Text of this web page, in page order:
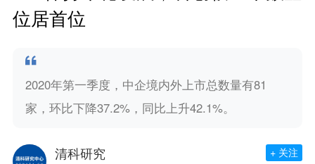
位居首位
2020年第一季度，中企境内外上市总数量有81
家，环比下降37.2%，同比上升42.1%。
清科研究 + 关注